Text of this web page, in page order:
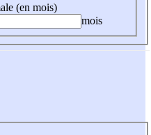
(en mois)
mois